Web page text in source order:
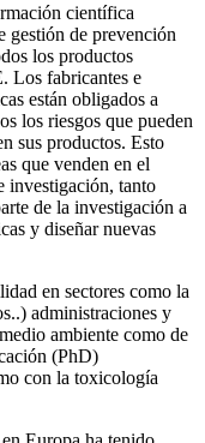
científica
gestión de prevención
los productos
Los fabricantes e
están obligados a
los riesgos que pueden
sus productos. Esto
que venden en el
investigación, tanto
de la investigación a
y diseñar nuevas
en sectores como la
administraciones y
ambiente como de
(PhD)
con la toxicología